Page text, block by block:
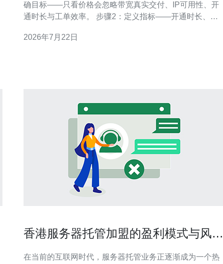
确目标——只看价格会忽略带宽真实交付、IP可用性、开
通时长与工单效率。 步骤2：定义指标——开通时长、带
时效、SLA赔付条款。 2. 准备工作：账户、实名认证与付
2026年7月22日
香港服务器托管加盟的盈利模式与风险
在当前的互联网时代，服务器托管业务正逐渐成为一个热